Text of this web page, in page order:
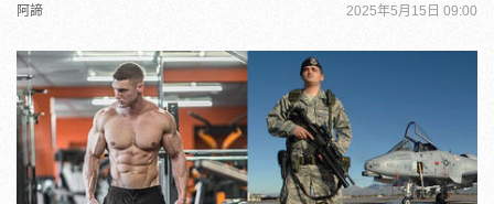
阿諦 2025年5月15日 09:00